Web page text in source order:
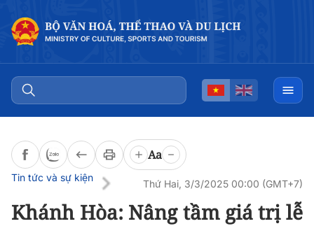
Aa
Tin tức và sự kiện
Thứ Hai, 3/3/2025 00:00 (GMT+7)
Khánh Hòa: Nâng tầm giá trị lễ
Đọc bài